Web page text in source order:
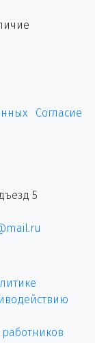
Согласие
5